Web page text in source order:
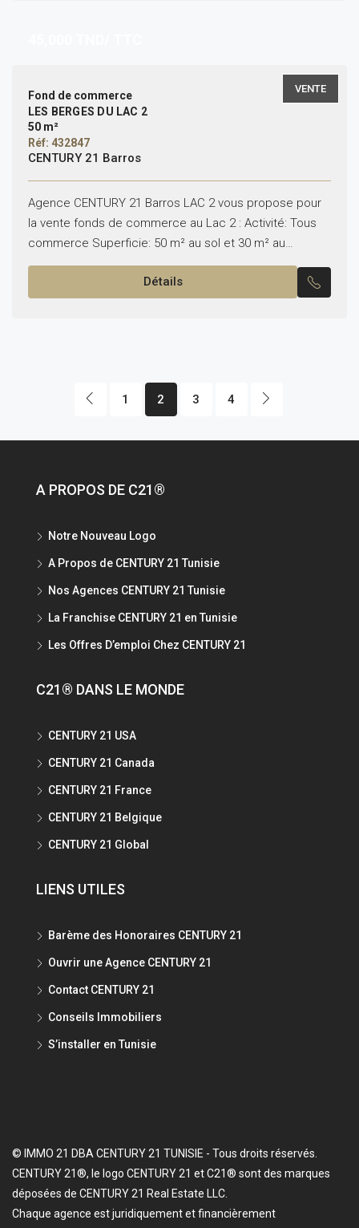
VENTE
Fond de commerce
LES BERGES DU LAC 2
50 m²
Réf: 432847
CENTURY 21 Barros
Agence CENTURY 21 Barros LAC 2 vous propose pour
la vente fonds de commerce au Lac 2 : Activité: Tous
commerce Superficie: 50 m² au sol et 30 m² au
Mezzanine Loyer:1750...
Détails
1 2 3 4
A PROPOS DE C21®
Notre Nouveau Logo
A Propos de CENTURY 21 Tunisie
Nos Agences CENTURY 21 Tunisie
La Franchise CENTURY 21 en Tunisie
Les Offres D’emploi Chez CENTURY 21
C21® DANS LE MONDE
CENTURY 21 USA
CENTURY 21 Canada
CENTURY 21 France
CENTURY 21 Belgique
CENTURY 21 Global
LIENS UTILES
Barème des Honoraires CENTURY 21
Ouvrir une Agence CENTURY 21
Contact CENTURY 21
Conseils Immobiliers
S’installer en Tunisie
© IMMO 21 DBA CENTURY 21 TUNISIE - Tous droits réservés.
CENTURY 21®, le logo CENTURY 21 et C21® sont des marques
déposées de CENTURY 21 Real Estate LLC.
Chaque agence est juridiquement et financièrement